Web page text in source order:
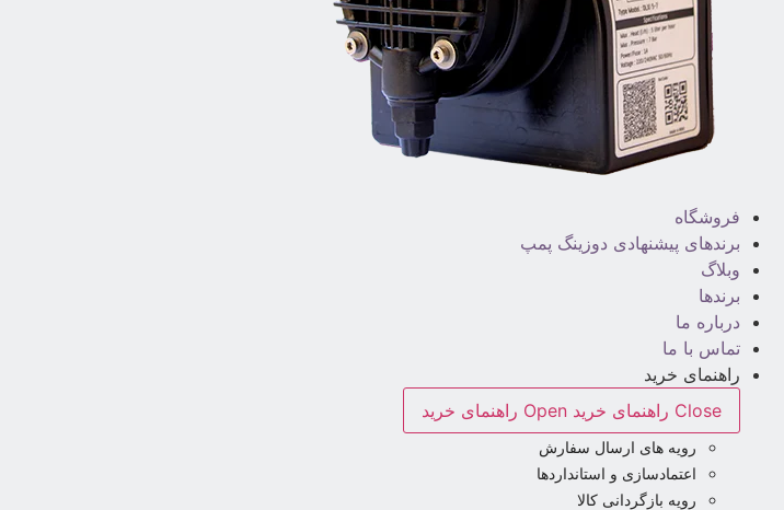
فروشگاه
برندهای پیشنهادی دوزینگ پمپ
وبلاگ
برندها
درباره ما
تماس با ما
راهنمای خرید
Close راهنمای خرید
Open راهنمای خرید
رویه های ارسال سفارش
اعتمادسازی و استانداردها
رویه بازگردانی کالا